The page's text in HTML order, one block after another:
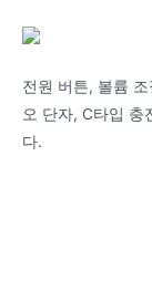
전원 버튼, 볼륨
오 단자, C타입 충
다.